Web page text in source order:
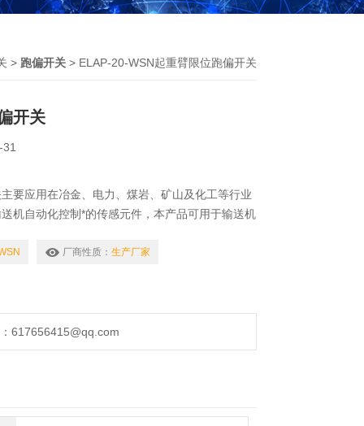
> 跑偏开关 > ELAP-20-WSN起重臂限位跑偏开关
开关
要应用在冶金、电力、煤岩、矿山及化工等行业
机自动化控制*的传感元件，本产品可用于输送机
厂商性质： 生产厂家
617656415@qq.com